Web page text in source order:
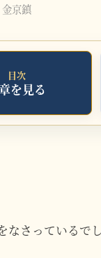
金京鎮
目次
を見る
なさっているで